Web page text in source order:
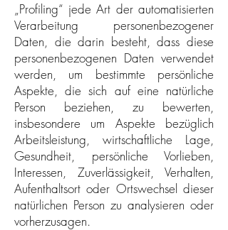
„Profiling“ jede Art der automatisierten
Verarbeitung personenbezogener
Daten, die darin besteht, dass diese
personenbezogenen Daten verwendet
werden, um bestimmte persönliche
Aspekte, die sich auf eine natürliche
Person beziehen, zu bewerten,
insbesondere um Aspekte bezüglich
Arbeitsleistung, wirtschaftliche Lage,
Gesundheit, persönliche Vorlieben,
Interessen, Zuverlässigkeit, Verhalten,
Aufenthaltsort oder Ortswechsel dieser
natürlichen Person zu analysieren oder
vorherzusagen.